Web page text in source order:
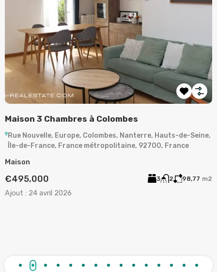
LA GARENNE-COLOMBES – APPARTEMENT 3
PIÈCES
Rue de Plaisance, La Garenne-Colombes, Nanterre, Hauts-
de-Seine, Île-de-France, France métropolitaine, 92250,
Appartement